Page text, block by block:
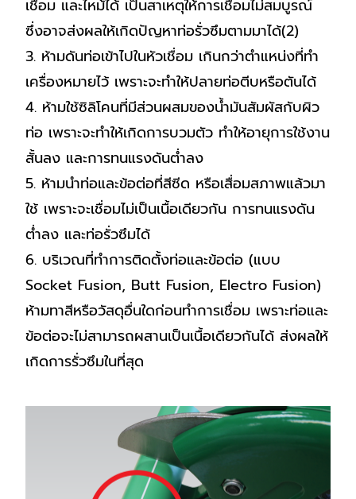
เชื่อม และไหม้ได้ เป็นสาเหตุให้การเชื่อมไม่สมบูรณ์
ซึ่งอาจส่งผลให้เกิดปัญหาท่อรั่วซึมตามมาได้(2)
3. ห้ามดันท่อเข้าไปในหัวเชื่อม เกินกว่าตำแหน่งที่ทำ
เครื่องหมายไว้ เพราะจะทำให้ปลายท่อตีบหรือตันได้
4. ห้ามใช้ซิลิโคนที่มีส่วนผสมของน้ำมันสัมผัสกับผิว
ท่อ เพราะจะทำให้เกิดการบวมตัว ทำให้อายุการใช้งาน
สั้นลง และการทนแรงดันต่ำลง
5. ห้ามนำท่อและข้อต่อที่สีซีด หรือเสื่อมสภาพแล้วมา
ใช้ เพราะจะเชื่อมไม่เป็นเนื้อเดียวกัน การทนแรงดัน
ต่ำลง และท่อรั่วซึมได้
6. บริเวณที่ทำการติดตั้งท่อและข้อต่อ (แบบ
Socket Fusion, Butt Fusion, Electro Fusion)
ห้ามทาสีหรือวัสดุอื่นใดก่อนทำการเชื่อม เพราะท่อและ
ข้อต่อจะไม่สามารถผสานเป็นเนื้อเดียวกันได้ ส่งผลให้
เกิดการรั่วซึมในที่สุด